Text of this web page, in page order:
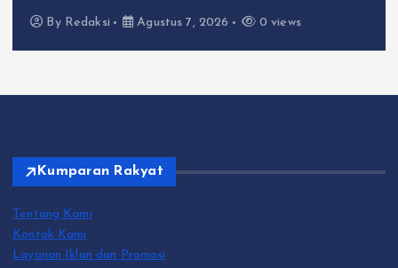
By Redaksi Agustus 7, 2026 0 views
Kumparan Rakyat
Tentang Kami
Kontak Kami
Layanan Iklan dan Promosi